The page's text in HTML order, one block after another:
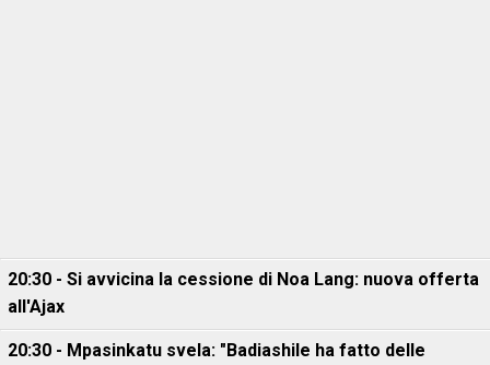
20:30 - Si avvicina la cessione di Noa Lang: nuova offerta
all'Ajax
20:30 - Mpasinkatu svela: "Badiashile ha fatto delle